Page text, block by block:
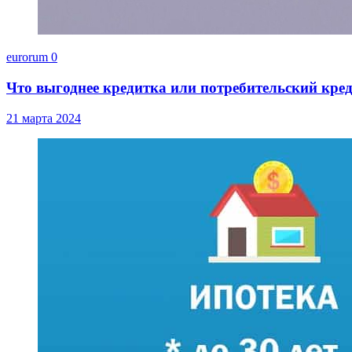
eurorum 0
Что выгоднее кредитка или потребительский
21 марта 2024